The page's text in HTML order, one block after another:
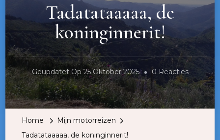
Tadatataaaaa, de
koninginnerit!
Geüpdatet Op 25 Oktober 2025 0 ReactiesOp
De
Home
Mijn motorreizen
Tadatataaaaa, de koninginnerit!